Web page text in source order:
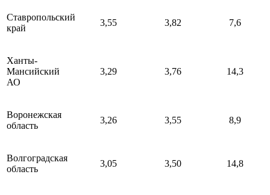
Ставропольский
край
3,55 3,82 7,6
Ханты-
Мансийский
АО
3,29 3,76 14,3
Воронежская
область
3,26 3,55 8,9
Волгоградская
область
3,05 3,50 14,8